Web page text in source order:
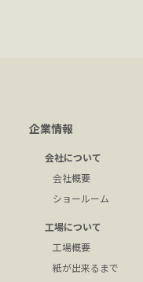
企業情報
会社について
会社概要
ショールーム
工場について
工場概要
紙が出来るまで